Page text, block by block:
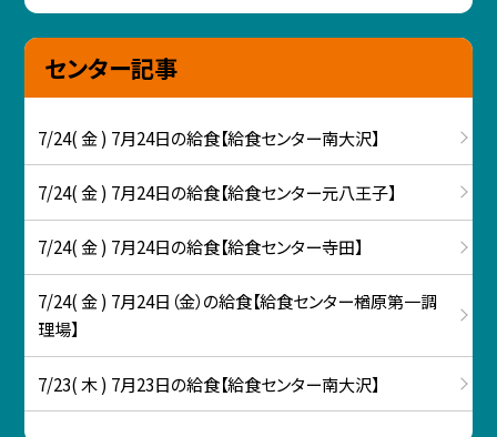
センター記事
7/24( 金 ) 7月24日の給食【給食センター南大沢】
7/24( 金 ) 7月24日の給食【給食センター元八王子】
7/24( 金 ) 7月24日の給食【給食センター寺田】
7/24( 金 ) 7月24日（金）の給食【給食センター楢原第一調
理場】
7/23( 木 ) 7月23日の給食【給食センター南大沢】